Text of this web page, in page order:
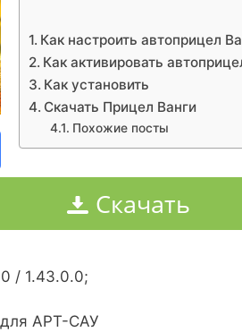
Как настроить автоприцел
Как активировать
Как установить
Скачать Прицел Ванги
Похожие посты
Скачать
/ 1.43.0.0;
АРТ-САУ